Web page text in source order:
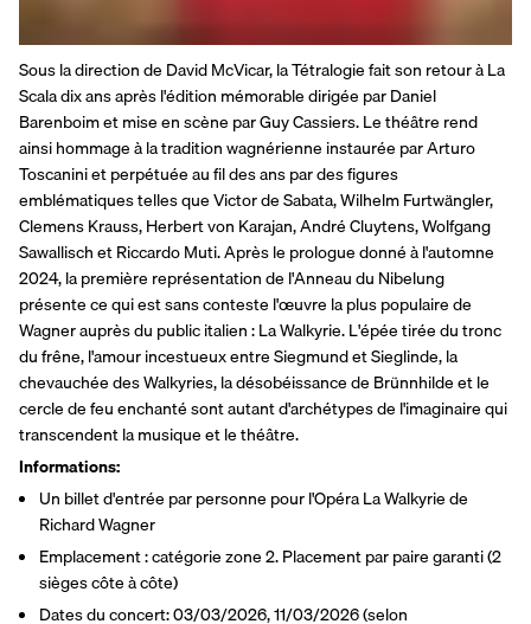
Sous la direction de David McVicar, la Tétralogie fait son retour à La
Scala dix ans après l'édition mémorable dirigée par Daniel
Barenboim et mise en scène par Guy Cassiers. Le théâtre rend
ainsi hommage à la tradition wagnérienne instaurée par Arturo
Toscanini et perpétuée au fil des ans par des figures
emblématiques telles que Victor de Sabata, Wilhelm Furtwängler,
Clemens Krauss, Herbert von Karajan, André Cluytens, Wolfgang
Sawallisch et Riccardo Muti. Après le prologue donné à l'automne
2024, la première représentation de l'Anneau du Nibelung
présente ce qui est sans conteste l'œuvre la plus populaire de
Wagner auprès du public italien : La Walkyrie. L'épée tirée du tronc
du frêne, l'amour incestueux entre Siegmund et Sieglinde, la
chevauchée des Walkyries, la désobéissance de Brünnhilde et le
cercle de feu enchanté sont autant d'archétypes de l'imaginaire qui
transcendent la musique et le théâtre.
Informations:
Un billet d'entrée par personne pour l'Opéra La Walkyrie de
Richard Wagner
Emplacement : catégorie zone 2. Placement par paire garanti (2
sièges côte à côte)
Dates du concert: 03/03/2026, 11/03/2026 (selon